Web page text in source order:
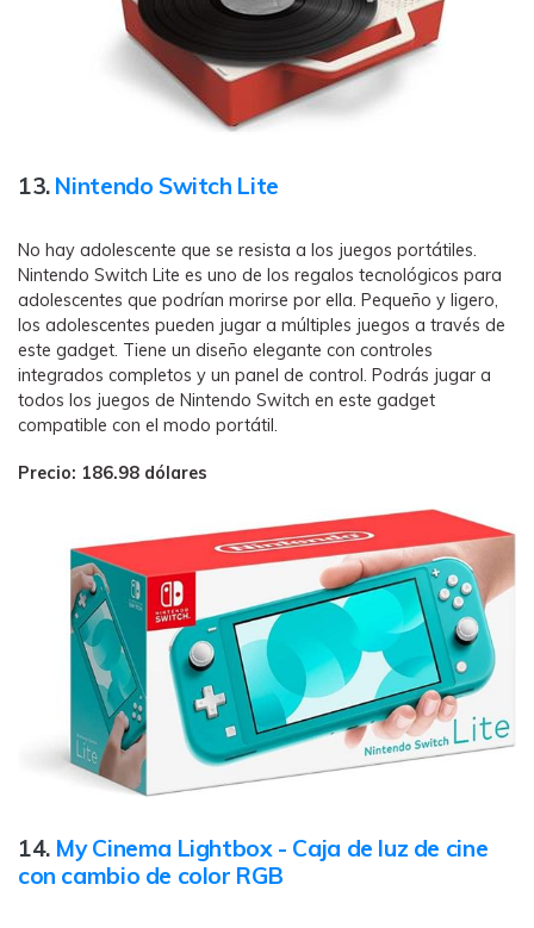
13. Nintendo Switch Lite
No hay adolescente que se resista a los juegos portátiles.
Nintendo Switch Lite es uno de los regalos tecnológicos para
adolescentes que podrían morirse por ella. Pequeño y ligero,
los adolescentes pueden jugar a múltiples juegos a través de
este gadget. Tiene un diseño elegante con controles
integrados completos y un panel de control. Podrás jugar a
todos los juegos de Nintendo Switch en este gadget
compatible con el modo portátil.
Precio: 186.98 dólares
14. My Cinema Lightbox - Caja de luz de cine
con cambio de color RGB